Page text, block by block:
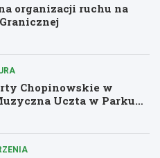
organizacji ruchu na
Chopinowskie w
Uczta w Parku